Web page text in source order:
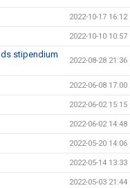
2022-10-17 16:12
2022-10-10 10:57
stipendium
2022-08-28 21:36
2022-06-08 17:00
2022-06-02 15:15
2022-06-02 14:48
2022-05-20 14:06
2022-05-14 13:33
2022-05-03 21:44